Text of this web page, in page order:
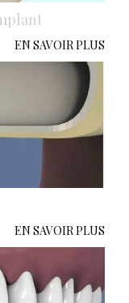
EN SAVOIR PLUS
EN SAVOIR PLUS